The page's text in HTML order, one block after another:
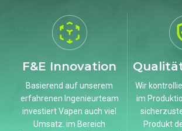
F&E Innovation
Basierend auf unserem
erfahrenen Ingenieurteam
investiert Vapen auch viel
Umsatz. im Bereich
Wir
im
Produkt